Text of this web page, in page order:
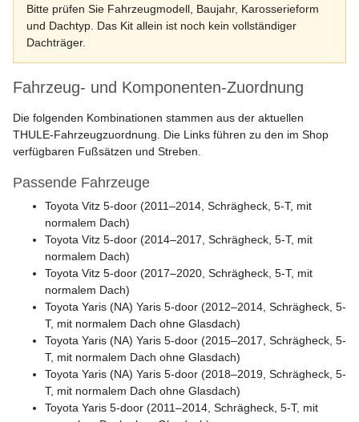
Bitte prüfen Sie Fahrzeugmodell, Baujahr, Karosserieform
und Dachtyp. Das Kit allein ist noch kein vollständiger
Dachträger.
Fahrzeug- und Komponenten-Zuordnung
Die folgenden Kombinationen stammen aus der aktuellen
THULE-Fahrzeugzuordnung. Die Links führen zu den im Shop
verfügbaren Fußsätzen und Streben.
Passende Fahrzeuge
Toyota Vitz 5-door (2011–2014, Schrägheck, 5-T, mit
normalem Dach)
Toyota Vitz 5-door (2014–2017, Schrägheck, 5-T, mit
normalem Dach)
Toyota Vitz 5-door (2017–2020, Schrägheck, 5-T, mit
normalem Dach)
Toyota Yaris (NA) Yaris 5-door (2012–2014, Schrägheck, 5-
T, mit normalem Dach ohne Glasdach)
Toyota Yaris (NA) Yaris 5-door (2015–2017, Schrägheck, 5-
T, mit normalem Dach ohne Glasdach)
Toyota Yaris (NA) Yaris 5-door (2018–2019, Schrägheck, 5-
T, mit normalem Dach ohne Glasdach)
Toyota Yaris 5-door (2011–2014, Schrägheck, 5-T, mit